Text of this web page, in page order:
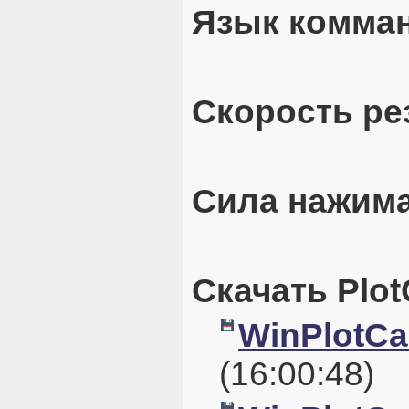
Язык
Скорость
Сила
Скачать
(16:00:48)